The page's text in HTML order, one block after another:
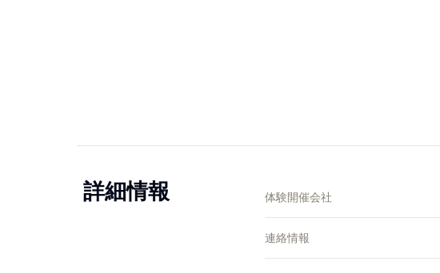
詳細情報 体験開催会社
連絡情報